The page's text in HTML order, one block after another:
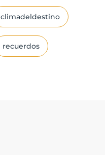
climadeldestino
recuerdos